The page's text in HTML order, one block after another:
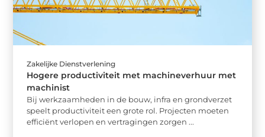
Zakelijke Dienstverlening
Hogere productiviteit met machineverhuur met
machinist
Bij werkzaamheden in de bouw, infra en grondverzet
speelt productiviteit een grote rol. Projecten moeten
efficiënt verlopen en vertragingen zorgen ...